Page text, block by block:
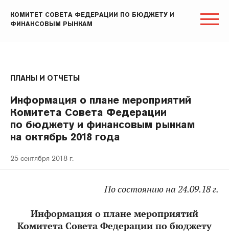
КОМИТЕТ СОВЕТА ФЕДЕРАЦИИ ПО БЮДЖЕТУ И
ФИНАНСОВЫМ РЫНКАМ
ПЛАНЫ И ОТЧЕТЫ
Информация о плане мероприятий
Комитета Совета Федерации
по бюджету и финансовым рынкам
на октябрь 2018 года
25 сентября 2018 г.
По состоянию на 24.09.18 г.
Информация о плане мероприятий
Комитета Совета Федерации по бюджету